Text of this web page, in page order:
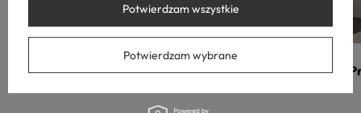
Baterie łazienkowe
Potwierdzam wybrane
Potwierdzam wszystkie